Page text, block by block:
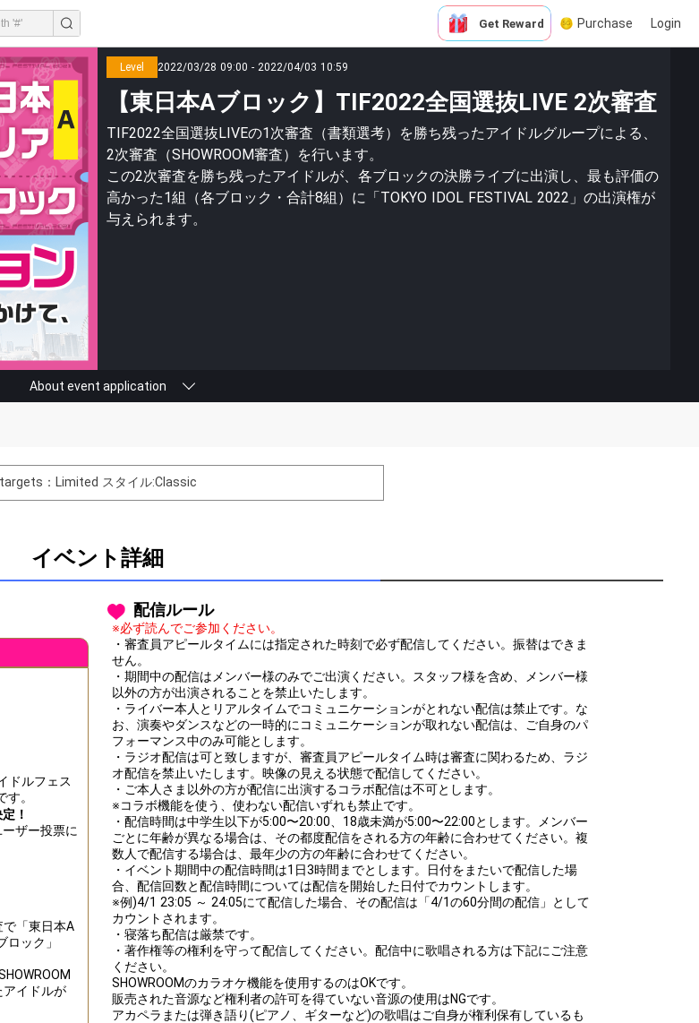
Get Reward Purchase Login
Level 2022/03/28 09:00 - 2022/04/03 10:59
【東日本Aブロック】TIF2022全国選抜LIVE 2次審査
TIF2022全国選抜LIVEの1次審査（書類選考）を勝ち残ったアイドルグループによる、
2次審査（SHOWROOM審査）を行います。
この2次審査を勝ち残ったアイドルが、各ブロックの決勝ライブに出演し、最も評価の
高かった1組（各ブロック・合計8組）に「TOKYO IDOL FESTIVAL 2022」の出演権が
与えられます。
About event application
gifts
Comments
You can post comments. Please refrain from posting comments that may offend performers or
other users.
Close
targets：Limited スタイル:Classic
イベント詳細
ドルフェス
。
！
ザー投票に
で「東日本A
ック」
アイドルが
配信ルール
※必ず読んでご参加ください。
・審査員アピールタイムには指定された時刻で必ず配信してください。振替はできま
せん。
・期間中の配信はメンバー様のみでご出演ください。スタッフ様を含め、メンバー様
以外の方が出演されることを禁止いたします。
・ライバー本人とリアルタイムでコミュニケーションがとれない配信は禁止です。な
お、演奏やダンスなどの一時的にコミュニケーションが取れない配信は、ご自身のパ
フォーマンス中のみ可能とします。
・ラジオ配信は可と致しますが、審査員アピールタイム時は審査に関わるため、ラジ
オ配信を禁止いたします。映像の見える状態で配信してください。
・ご本人さま以外の方が配信に出演するコラボ配信は不可とします。
※コラボ機能を使う、使わない配信いずれも禁止です。
・配信時間は中学生以下が5:00〜20:00、18歳未満が5:00〜22:00とします。メンバー
ごとに年齢が異なる場合は、その都度配信をされる方の年齢に合わせてください。複
数人で配信する場合は、最年少の方の年齢に合わせてください。
・イベント期間中の配信時間は1日3時間までとします。日付をまたいで配信した場
合、配信回数と配信時間については配信を開始した日付でカウントします。
※例)4/1 23:05 ～ 24:05にて配信した場合、その配信は「4/1の60分間の配信」として
カウントされます。
・寝落ち配信は厳禁です。
・著作権等の権利を守って配信してください。配信中に歌唱される方は下記にご注意
ください。
SHOWROOMのカラオケ機能を使用するのはOKです。
販売された音源など権利者の許可を得ていない音源の使用はNGです。
アカペラまたは弾き語り(ピアノ、ギターなど)の歌唱はご自身が権利保有しているも